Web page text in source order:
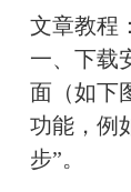
文章教程：
一、下载
面（如下
功能，例
步”。